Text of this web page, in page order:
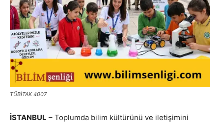
TÜBİTAK 4007
İSTANBUL – Toplumda bilim kültürünü ve iletişimini